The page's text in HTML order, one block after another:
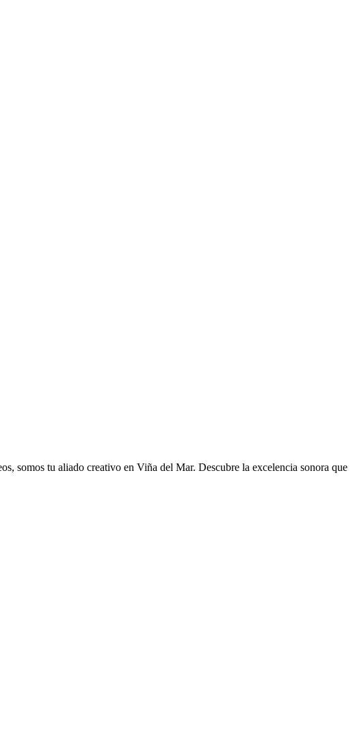
somos tu aliado creativo en Viña del Mar. Descubre la excelencia sonora que